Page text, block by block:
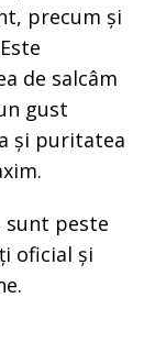
precum și
de salcâm
gust
și puritatea
sunt peste
oficial și